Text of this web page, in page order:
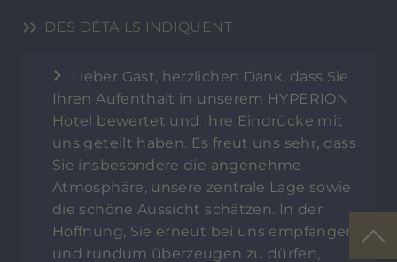
DES DÉTAILS INDIQUENT
Lieber Gast, herzlichen Dank, dass Sie
Ihren Aufenthalt in unserem HYPERION
Hotel bewertet und Ihre Eindrücke mit
uns geteilt haben. Es freut uns sehr, dass
Sie insbesondere die angenehme
Atmosphäre, unsere zentrale Lage sowie
die schöne Aussicht schätzen. In der
Hoffnung, Sie erneut bei uns empfangen
und rundum überzeugen zu dürfen,